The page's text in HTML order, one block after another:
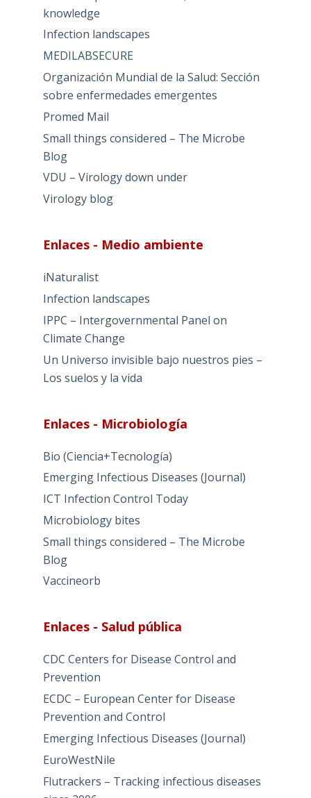
knowledge
Infection landscapes
MEDILABSECURE
Organización Mundial de la Salud: Sección
sobre enfermedades emergentes
Promed Mail
Small things considered – The Microbe
Blog
VDU – Virology down under
Virology blog
Enlaces - Medio ambiente
iNaturalist
Infection landscapes
IPPC – Intergovernmental Panel on
Climate Change
Un Universo invisible bajo nuestros pies –
Los suelos y la vida
Enlaces - Microbiología
Bio (Ciencia+Tecnología)
Emerging Infectious Diseases (Journal)
ICT Infection Control Today
Microbiology bites
Small things considered – The Microbe
Blog
Vaccineorb
Enlaces - Salud pública
CDC Centers for Disease Control and
Prevention
ECDC – European Center for Disease
Prevention and Control
Emerging Infectious Diseases (Journal)
EuroWestNile
Flutrackers – Tracking infectious diseases